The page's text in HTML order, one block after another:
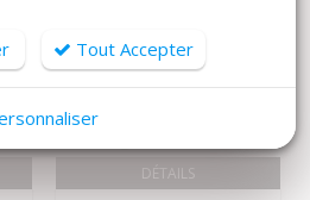
DÉTAILS
Tout Accepter